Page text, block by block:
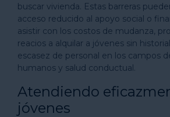
buscar vivienda. Estas barreras
acceso reducido al apoyo social o
asistir con los costos de mudanza,
reacios a alquilar a jóvenes sin
escasez de personal en los campos
humanos y salud conductual.
Atendiendo
jóvenes